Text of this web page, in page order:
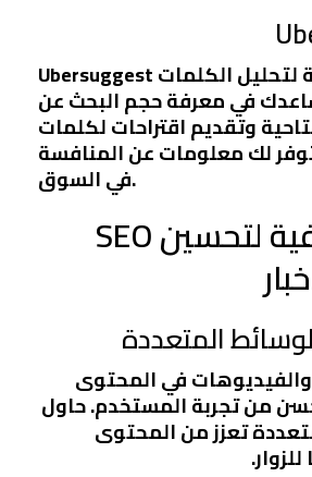
Ubersuggest أداة مجانية لتحليل الكلمات
في معرفة حجم البحث عن
وتقديم اقتراحات لكلمات
لك معلومات عن المنافسة
في السوق.
نصائح إضافية لتحسين SEO
في المحتوى
من تجربة المستخدم. حاول
تعزز من المحتوى